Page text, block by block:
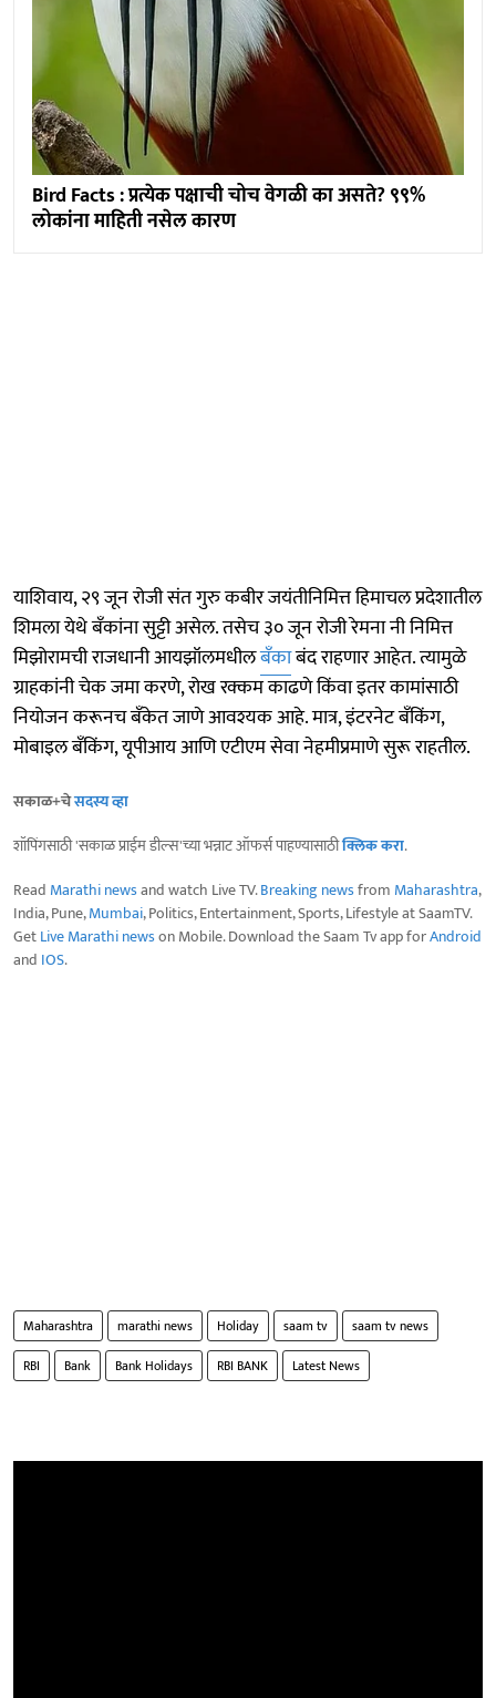
Bird Facts : प्रत्येक पक्षाची चोच वेगळी का असते? ९९%
लोकांना माहिती नसेल कारण
याशिवाय, २९ जून रोजी संत गुरु कबीर जयंतीनिमित्त हिमाचल प्रदेशातील
शिमला येथे बँकांना सुट्टी असेल. तसेच ३० जून रोजी रेमना नी निमित्त
मिझोरामची राजधानी आयझॉलमधीलबँकाबंद राहणार आहेत. त्यामुळे
ग्राहकांनी चेक जमा करणे, रोख रक्कम काढणे किंवा इतर कामांसाठी
नियोजन करूनच बँकेत जाणे आवश्यक आहे. मात्र, इंटरनेट बँकिंग,
मोबाइल बँकिंग, यूपीआय आणि एटीएम सेवा नेहमीप्रमाणे सुरू राहतील.
सकाळ+चेसदस्य व्हा
शॉपिंगसाठी 'सकाळ प्राईम डील्स'च्या भन्नाट ऑफर्स पाहण्यासाठीक्लिक करा.
Read Marathi newsand watch Live TV.Breaking newsfrom Maharashtra,
India, Pune,Mumbai, Politics, Entertainment, Sports, Lifestyle at SaamTV.
GetLive Marathi newson Mobile. Download the Saam Tv app forAndroid
and IOS.
Maharashtra marathi news Holiday saam tv
saam tv news
RBI
Bank Bank Holidays RBI BANK Latest News